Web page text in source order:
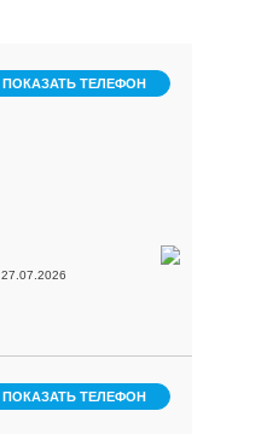
ПОКАЗАТЬ ТЕЛЕФОН
27.07.2026
ПОКАЗАТЬ ТЕЛЕФОН